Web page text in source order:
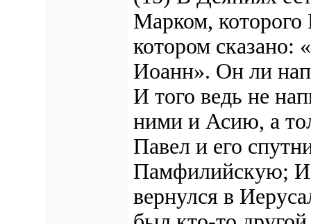
Марком, которого
котором
Иоанн». Он ли
И того ведь не
ними и Асию, а
Павел и его
Памфилийскую;
вернулся в